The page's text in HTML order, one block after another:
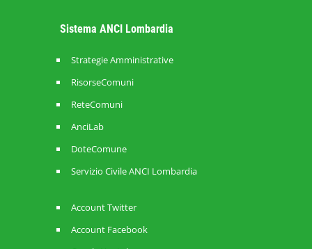
Sistema ANCI Lombardia
Strategie Amministrative
RisorseComuni
ReteComuni
AnciLab
DoteComune
Servizio Civile ANCI Lombardia
Account Twitter
Account Facebook